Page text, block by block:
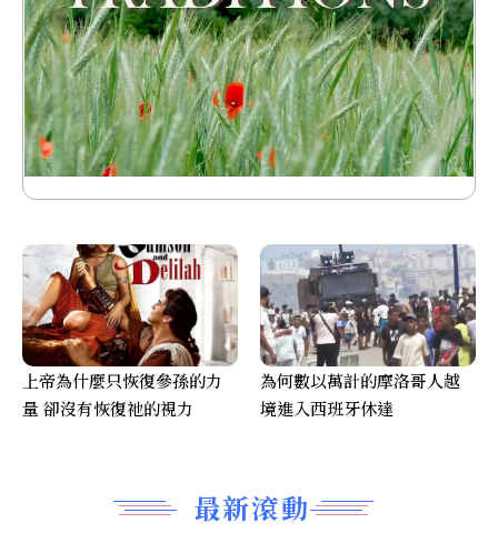
最新滾動
上帝為什麼只恢復參孫的力
量 卻沒有恢復祂的視力
為何數以萬計的摩洛哥人越
境進入西班牙休達